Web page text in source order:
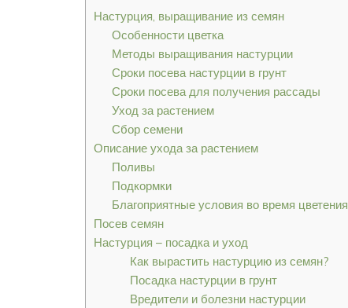
Настурция, выращивание из семян
Особенности цветка
Методы выращивания настурции
Сроки посева настурции в грунт
Сроки посева для получения рассады
Уход за растением
Сбор семени
Описание ухода за растением
Поливы
Подкормки
Благоприятные условия во время цветения
Посев семян
Настурция – посадка и уход
Как вырастить настурцию из семян?
Посадка настурции в грунт
Вредители и болезни настурции